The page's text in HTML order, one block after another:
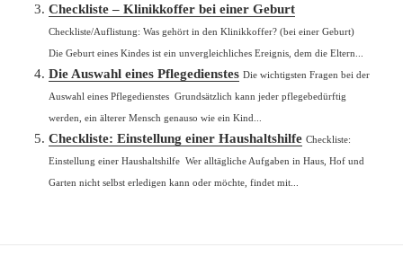
Checkliste – Klinikkoffer bei einer Geburt
Checkliste/Auflistung: Was gehört in den Klinikkoffer? (bei einer Geburt)
Die Geburt eines Kindes ist ein unvergleichliches Ereignis, dem die Eltern...
Die Auswahl eines Pflegedienstes Die wichtigsten Fragen bei der
Auswahl eines Pflegedienstes Grundsätzlich kann jeder pflegebedürftig
werden, ein älterer Mensch genauso wie ein Kind...
Checkliste: Einstellung einer Haushaltshilfe Checkliste:
Einstellung einer Haushaltshilfe Wer alltägliche Aufgaben in Haus, Hof und
Garten nicht selbst erledigen kann oder möchte, findet mit...